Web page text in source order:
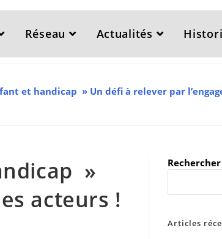
Réseau Actualités
et handicap » Un défi à relever par
»
acteurs !
Rechercher
Articles